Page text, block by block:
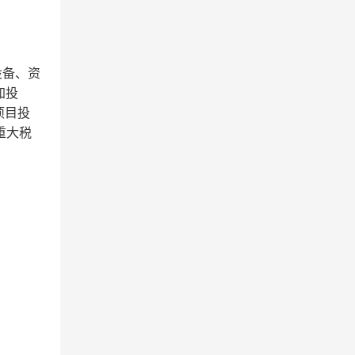
、资
投
目投
大税